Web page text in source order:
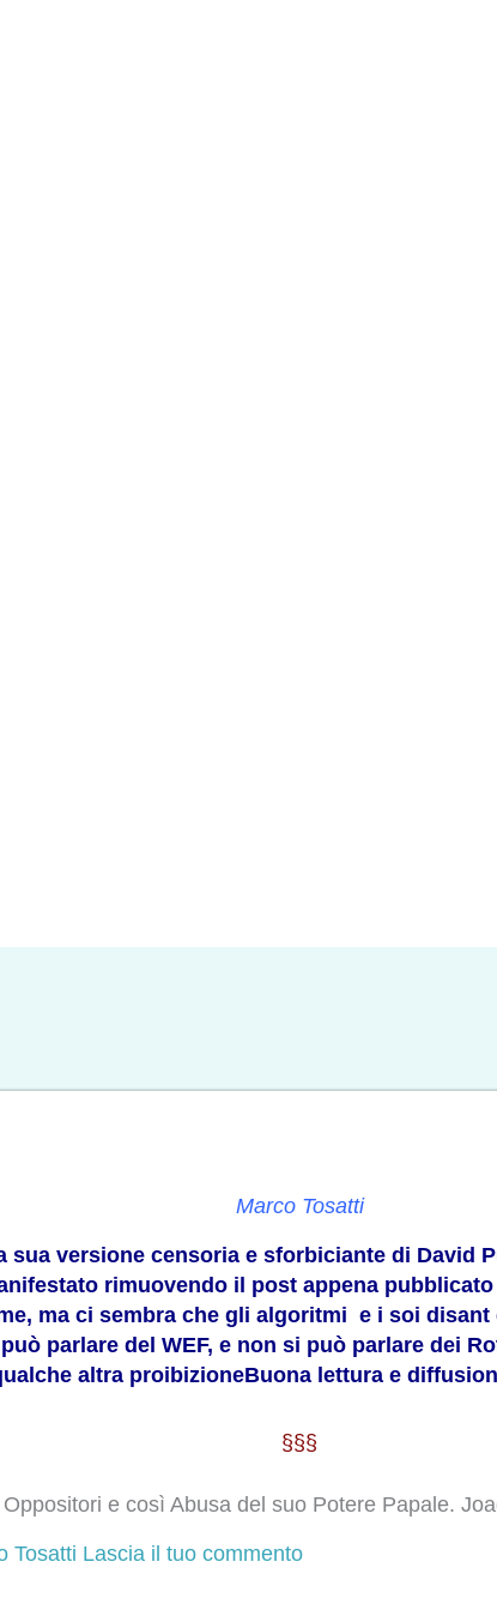
Marco Tosatti
versione censoria e sforbiciante di David
rimuovendo il post appena
ma ci sembra che gli algoritmi e i soi
parlare del WEF, e non si può parlare dei
altra proibizioneBuona lettura e
§§§
e così Abusa del suo Potere Papale.
Tosatti Lascia il tuo commento